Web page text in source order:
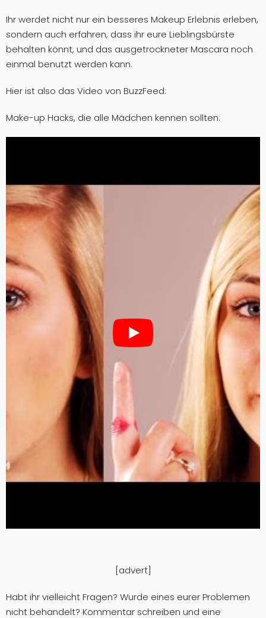
Ihr werdet nicht nur ein besseres Makeup Erlebnis erleben,
sondern auch erfahren, dass ihr eure Lieblingsbürste
behalten könnt, und das ausgetrockneter Mascara noch
einmal benutzt werden kann.
Hier ist also das Video von BuzzFeed:
Make-up Hacks, die alle Mädchen kennen sollten:
[advert]
Habt ihr vielleicht Fragen? Wurde eines eurer Problemen
nicht behandelt? Kommentar schreiben und eine